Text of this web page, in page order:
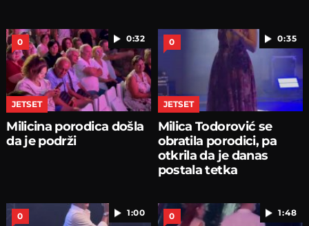
0:32
0
JETSET
Milicina porodica došla
da je podrži
0:35
0
JETSET
Milica Todorović se
obratila porodici, pa
otkrila da je danas
postala tetka
1:00
0 1:48
0